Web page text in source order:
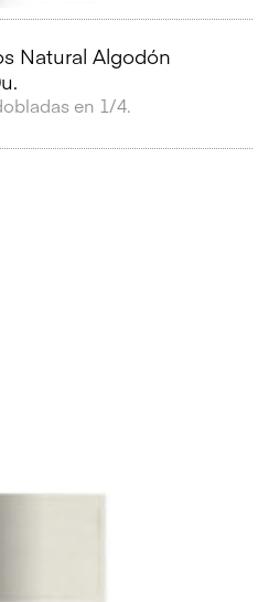
Natural Algodón
en 1/4.